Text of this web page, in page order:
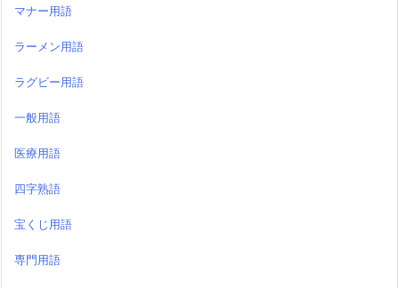
マナー用語
ラーメン用語
ラグビー用語
一般用語
医療用語
四字熟語
宝くじ用語
専門用語